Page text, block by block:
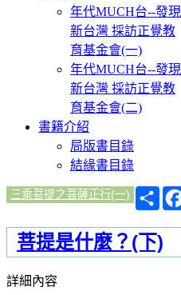
年代MUCH台--發現
新台灣 採訪正覺教
育基金會(一)
年代MUCH台--發現
新台灣 採訪正覺教
育基金會(二)
書籍介紹
局版書目錄
結緣書目錄
三乘菩提之菩薩正行(一)
分
享
菩提是什麼？(下)
詳細內容